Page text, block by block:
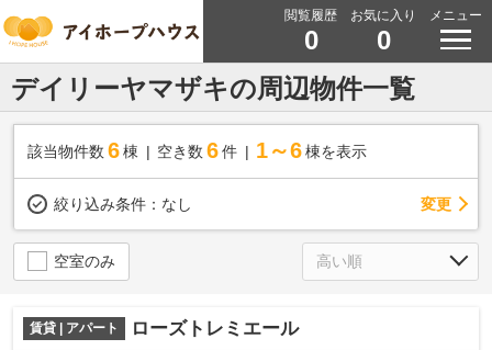
閲覧履歴
0
お気に入り
0
メニュー
デイリーヤマザキの周辺物件一覧
該当物件数 6棟 空き数 6 件 1～6 棟を表示
絞り込み条件： なし 変更
空室のみ
賃貸 | アパート ローズトレミエール